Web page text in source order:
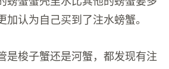
加认为自己买到了注水螃蟹。
是梭子蟹还是河蟹，都发现有注